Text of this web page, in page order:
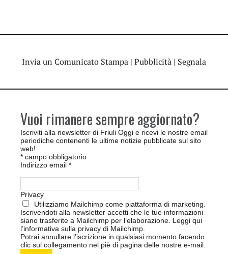
Invia un Comunicato Stampa | Pubblicità | Segnala
Vuoi rimanere sempre aggiornato?
Iscriviti alla newsletter di Friuli Oggi e ricevi le nostre email
periodiche contenenti le ultime notizie pubblicate sul sito
web!
* campo obbligatorio
Indirizzo email *
Privacy
Utilizziamo Mailchimp come piattaforma di marketing.
Iscrivendoti alla newsletter accetti che le tue informazioni
siano trasferite a Mailchimp per l’elaborazione. Leggi qui
l’informativa sulla privacy di Mailchimp
Potrai annullare l’iscrizione in qualsiasi momento facendo
clic sul collegamento nel piè di pagina delle nostre e-mail.